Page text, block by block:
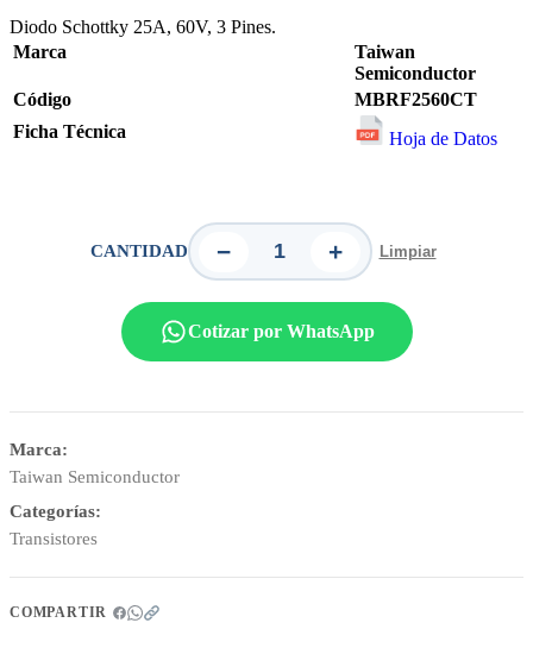
Diodo Schottky 25A, 60V, 3 Pines.
Marca
Taiwan
Semiconductor
Código
MBRF2560CT
Ficha Técnica
Hoja de Datos
CANTIDAD − + Limpiar
Cotizar por WhatsApp
Marca:
Taiwan Semiconductor
Categorías:
Transistores
COMPARTIR